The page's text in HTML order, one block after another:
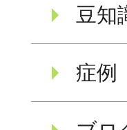
豆知
症例